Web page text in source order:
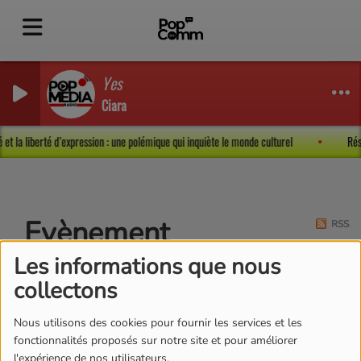
Les informations que nous
collectons
Nous utilisons des cookies pour fournir les services et les
fonctionnalités proposés sur notre site et pour améliorer
Yes
Ciara
et la liberté d’expression : une polémique qui inquiète le monde culturel
Evènement RSS